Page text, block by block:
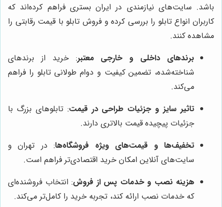
باشد. سایت‌های نیازمندی در ایران بستری فراهم کرده‌اند که
کاربران انواع تابلو را بررسی کرده و فروش تابلو با قیمت رقابتی را
مشاهده کنند.
برندهای داخلی و خارجی معتبر: خرید از برندهای
شناخته‌شده، تضمین کیفیت و دوام طولانی تابلو را فراهم
می‌کند.
تاثیر سایز و جزئیات طراحی در قیمت: تابلوهای بزرگ با
جزئیات پیچیده قیمت بالاتری دارند.
تخفیف‌ها و قیمت‌های ویژه فروشگاه‌ها: در تهران و
سایت‌های آنلاین امکان خرید اقتصادی‌تر فراهم است.
هزینه نصب و خدمات پس از فروش: انتخاب فروشنده‌ای
که خدمات نصب ارائه کند، تجربه خرید را کامل‌تر می‌کند.